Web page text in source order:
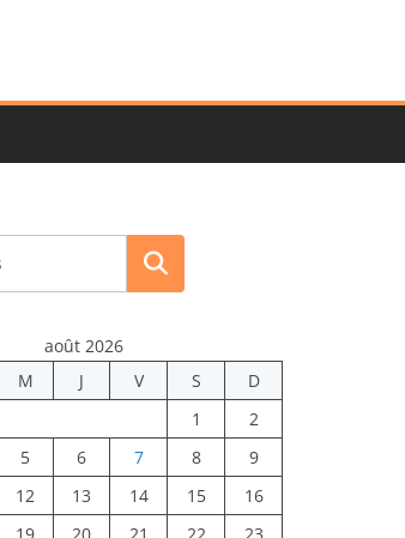
Rechercher
août 2026
M J V S
D
1
2
5 6 7 8
9
12 13 14 15
16
19 20 21 22
23